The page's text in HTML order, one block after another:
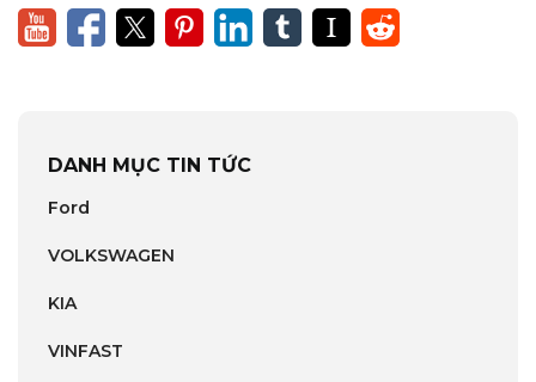
DANH MỤC TIN TỨC
Ford
VOLKSWAGEN
KIA
VINFAST